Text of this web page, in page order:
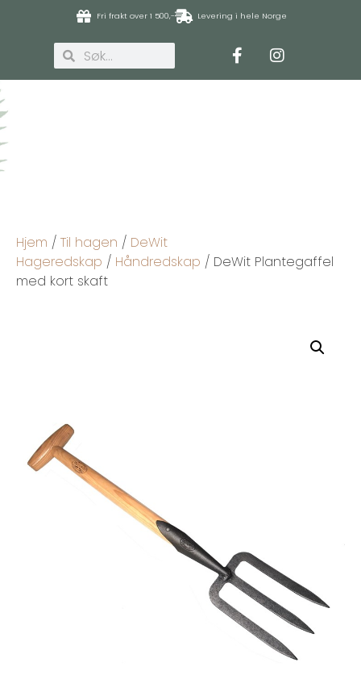
Fri frakt over 1 500,- Levering i hele Norge
Hjem / Til hagen / DeWit
Hageredskap / Håndredskap / DeWit Plantegaffel
med kort skaft